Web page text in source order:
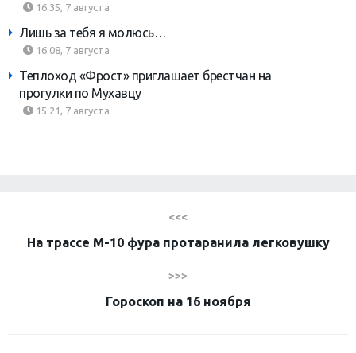
16:35, 7 августа
Лишь за тебя я молюсь…
16:08, 7 августа
Теплоход «Фрост» приглашает брестчан на
прогулки по Мухавцу
15:21, 7 августа
<<<
На трассе М-10 фура протаранила легковушку
>>>
Гороскоп на 16 ноября